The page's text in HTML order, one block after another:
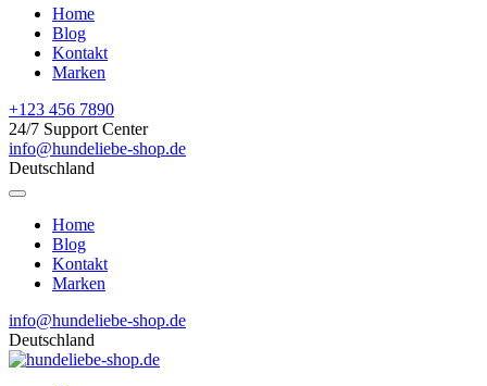
Home
Blog
Kontakt
Marken
+123 456 7890
24/7 Support Center
info@hundeliebe-shop.de
Deutschland
Home
Blog
Kontakt
Marken
info@hundeliebe-shop.de
Deutschland